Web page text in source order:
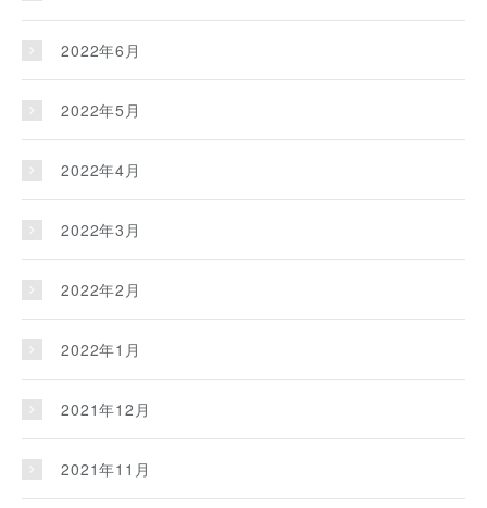
2022年6月
2022年5月
2022年4月
2022年3月
2022年2月
2022年1月
2021年12月
2021年11月